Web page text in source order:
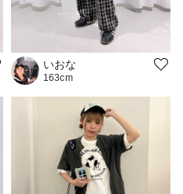
いおな
163cm